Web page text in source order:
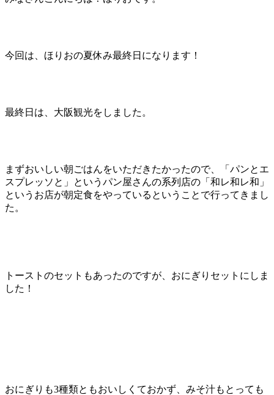
今回は、ほりおの夏休み最終日になります！
最終日は、大阪観光をしました。
まずおいしい朝ごはんをいただきたかったので、「パンとエ
スプレッソと」というパン屋さんの系列店の「和レ和レ和」
というお店が朝定食をやっているということで行ってきまし
た。
トーストのセットもあったのですが、おにぎりセットにしま
した！
おにぎりも3種類ともおいしくておかず、みそ汁もとっても